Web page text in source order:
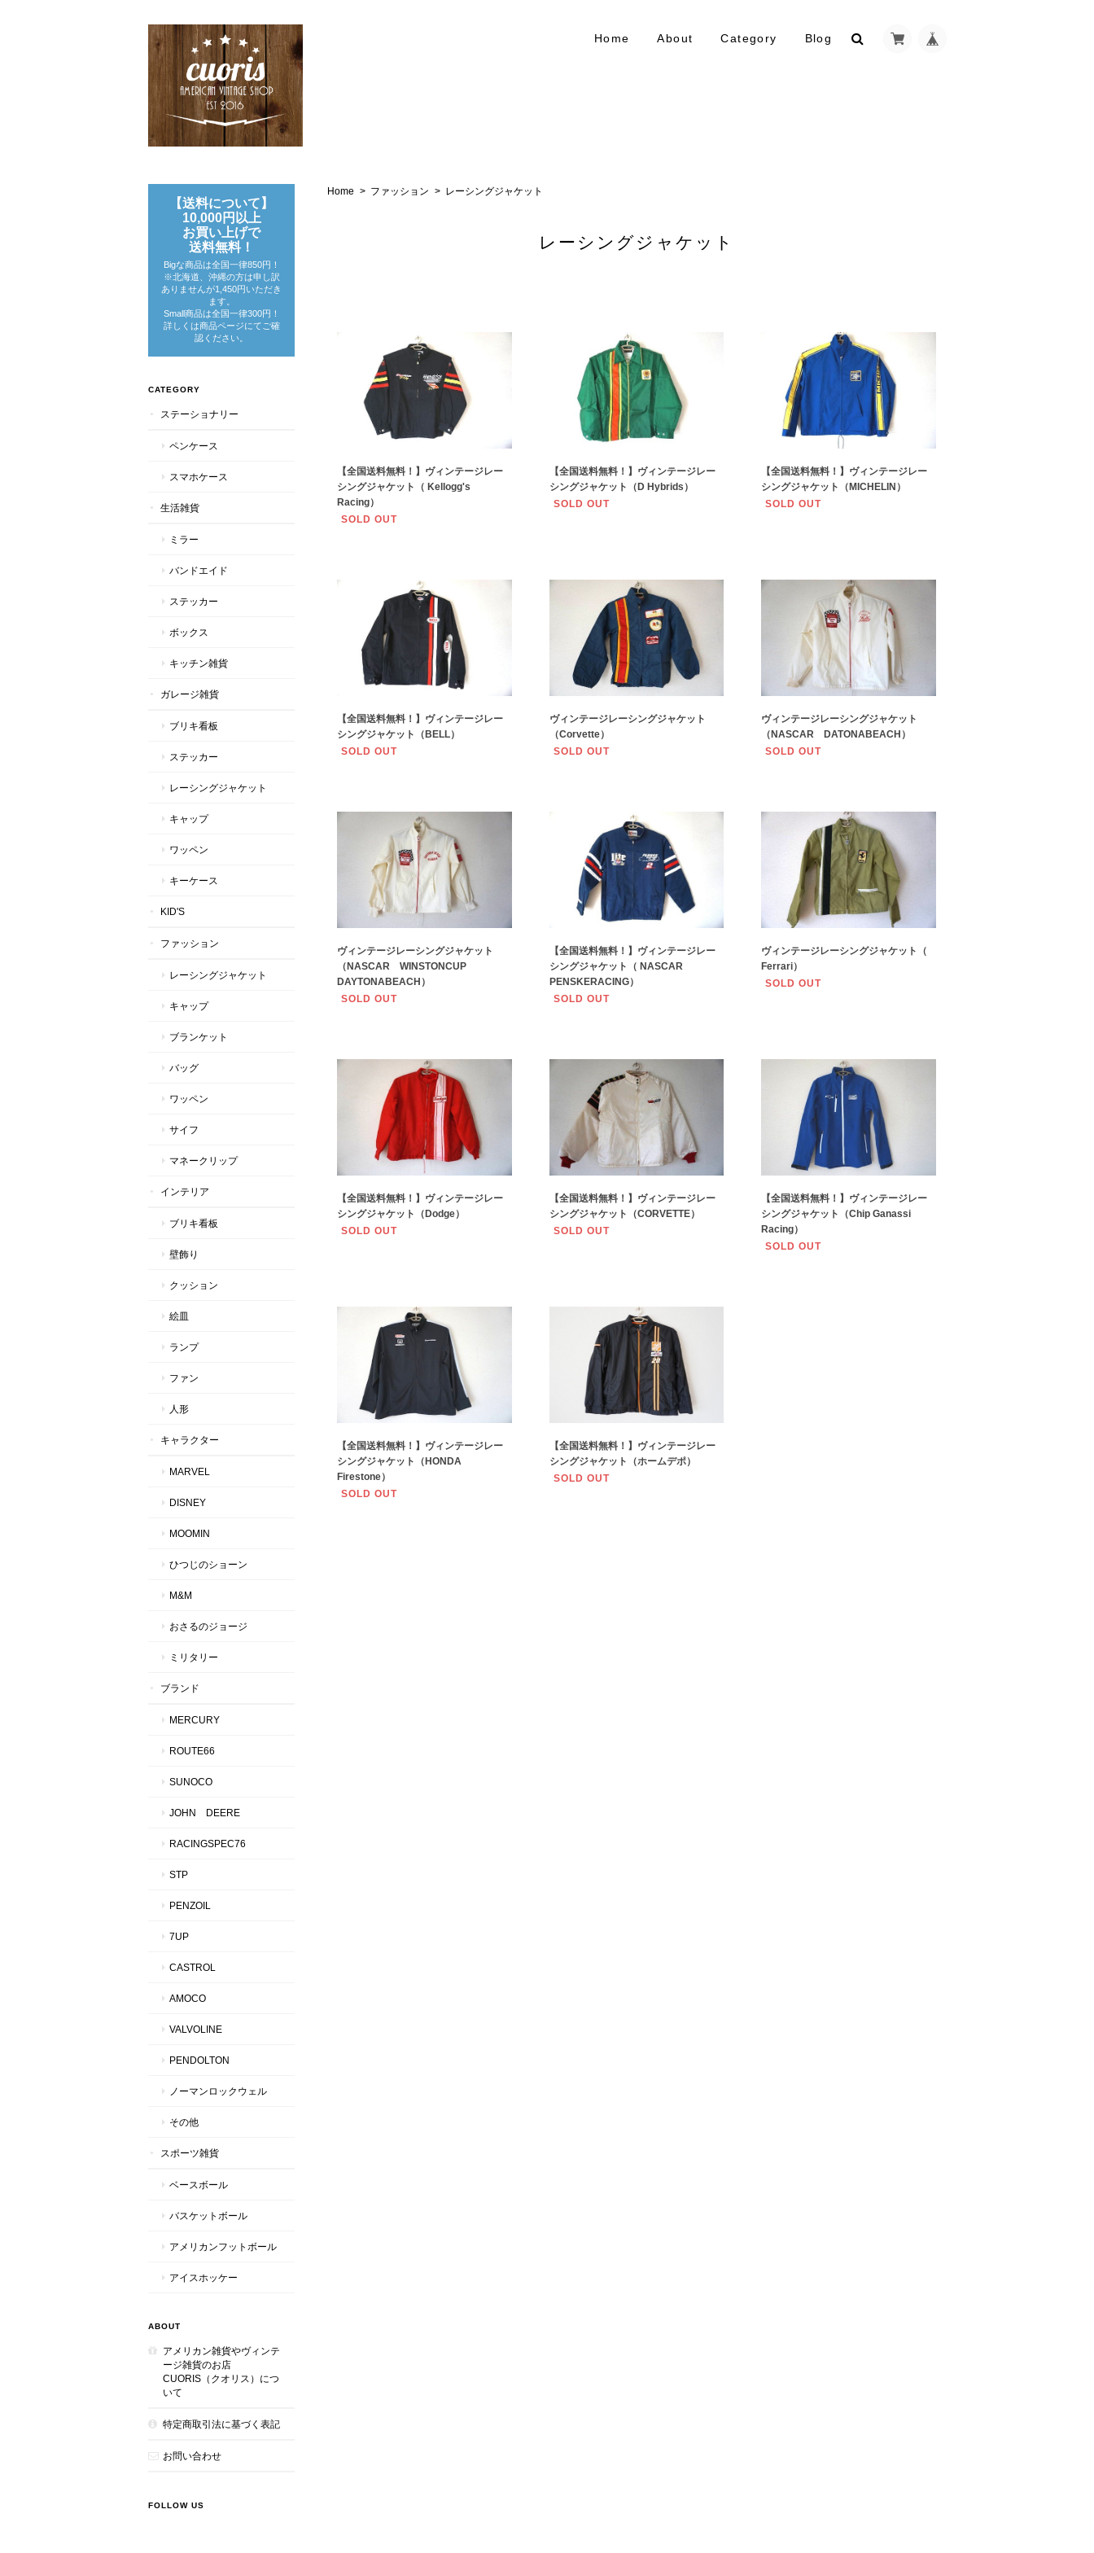
Home About Category Blog
Home ファッション レーシングジャケット
レーシングジャケット
【全国送料無料！】ヴィンテージレー
シングジャケット（ Kellogg's
Racing）
SOLD OUT
【全国送料無料！】ヴィンテージレー
シングジャケット（D Hybrids）
SOLD OUT
【全国送料無料！】ヴィンテージレー
シングジャケット（MICHELIN）
SOLD OUT
【全国送料無料！】ヴィンテージレー
シングジャケット（BELL）
SOLD OUT
ヴィンテージレーシングジャケット
（Corvette）
SOLD OUT
ヴィンテージレーシングジャケット
（NASCAR DATONABEACH）
SOLD OUT
ヴィンテージレーシングジャケット
（NASCAR WINSTONCUP
DAYTONABEACH）
SOLD OUT
【全国送料無料！】ヴィンテージレー
シングジャケット（ NASCAR
PENSKERACING）
SOLD OUT
ヴィンテージレーシングジャケット（
Ferrari）
SOLD OUT
【全国送料無料！】ヴィンテージレー
シングジャケット（Dodge）
SOLD OUT
【全国送料無料！】ヴィンテージレー
シングジャケット（CORVETTE）
SOLD OUT
【全国送料無料！】ヴィンテージレー
シングジャケット（Chip Ganassi
Racing）
SOLD OUT
【全国送料無料！】ヴィンテージレー
シングジャケット（HONDA
Firestone）
SOLD OUT
【全国送料無料！】ヴィンテージレー
シングジャケット（ホームデポ）
SOLD OUT
【送料について】
10,000円以上
お買い上げで
送料無料！
Bigな商品は全国一律850円！
※北海道、沖縄の方は申し訳
ありませんが1,450円いただき
ます。
Small商品は全国一律300円！
詳しくは商品ページにてご確
認ください。
CATEGORY
ステーショナリー
ペンケース
スマホケース
生活雑貨
ミラー
バンドエイド
ステッカー
ボックス
キッチン雑貨
ガレージ雑貨
ブリキ看板
ステッカー
レーシングジャケット
キャップ
ワッペン
キーケース
KID'S
ファッション
レーシングジャケット
キャップ
ブランケット
バッグ
ワッペン
サイフ
マネークリップ
インテリア
ブリキ看板
壁飾り
クッション
絵皿
ランプ
ファン
人形
キャラクター
MARVEL
DISNEY
MOOMIN
ひつじのショーン
M&M
おさるのジョージ
ミリタリー
ブランド
MERCURY
ROUTE66
SUNOCO
JOHN DEERE
RACINGSPEC76
STP
PENZOIL
7UP
CASTROL
AMOCO
VALVOLINE
PENDOLTON
ノーマンロックウェル
その他
スポーツ雑貨
ベースボール
バスケットボール
アメリカンフットボール
アイスホッケー
ABOUT
アメリカン雑貨やヴィンテ
ージ雑貨のお店
CUORIS（クオリス）につ
いて
特定商取引法に基づく表記
お問い合わせ
FOLLOW US